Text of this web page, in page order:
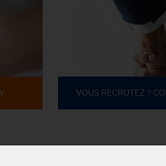
VOUS RECRUTEZ ?